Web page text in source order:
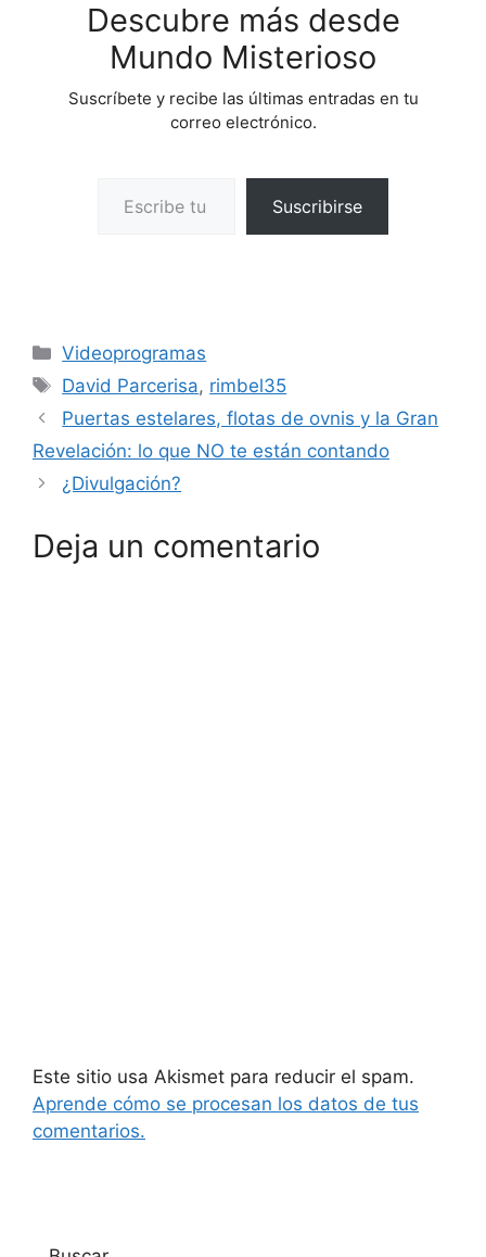
Descubre más desde
Mundo Misterioso
Suscríbete y recibe las últimas entradas en tu
correo electrónico.
Suscribirse
Categorías
Videoprogramas
Etiquetas
David Parcerisa, rimbel35
Puertas estelares, flotas de ovnis y la Gran
Revelación: lo que NO te están contando
¿Divulgación?
Deja un comentario
Este sitio usa Akismet para reducir el spam.
Aprende cómo se procesan los datos de tus
comentarios.